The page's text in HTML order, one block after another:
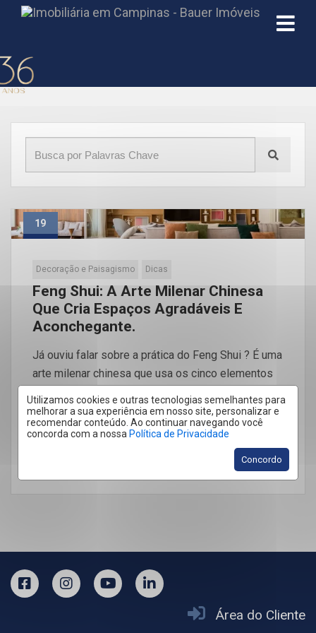
Início» Blog»benefícios
Utilizamos cookies e outras tecnologias semelhantes para
melhorar a sua experiência em nosso site, personalizar e
recomendar conteúdo. Ao continuar navegando você
concorda com a nossa Política de Privacidade
Concordo
19
Decoração e Paisagismo Dicas
Feng Shui: A Arte Milenar Chinesa
Que Cria Espaços Agradáveis E
Aconchegante.
Já ouviu falar sobre a prática do Feng Shui ? É uma
arte milenar chinesa que usa os cinco elementos
Área do Cliente